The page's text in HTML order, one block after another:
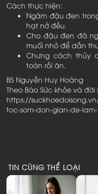
Cách thực hiện:
Ngâm đậu đen
hạt nở đều.
Cho đậu đen đã
muối nhỏ để dẫn
Chưng cách thủy
toàn rồi ăn.
BS Nguyễn Huy Hoàng
Theo Báo Sức khỏe và đời
https://
toc-som-don-gian-de-
TIN CÙNG THỂ LOẠI